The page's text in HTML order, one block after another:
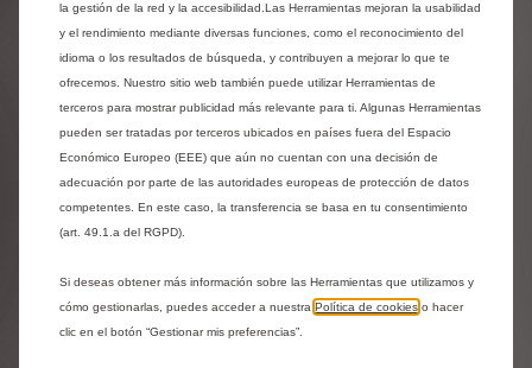
Ver detalles
Próximos pasos
Compartir Solicita una prueba
¿Necesitas ayuda?
la gestión de la red y la accesibilidad.Las Herramientas mejoran la usabilidad
y el rendimiento mediante diversas funciones, como el reconocimiento del
idioma o los resultados de búsqueda, y contribuyen a mejorar lo que te
ofrecemos. Nuestro sitio web también puede utilizar Herramientas de
terceros para mostrar publicidad más relevante para ti. Algunas Herramientas
pueden ser tratadas por terceros ubicados en países fuera del Espacio
Económico Europeo (EEE) que aún no cuentan con una decisión de
adecuación por parte de las autoridades europeas de protección de datos
competentes. En este caso, la transferencia se basa en tu consentimiento
(art. 49.1.a del RGPD).
Si deseas obtener más información sobre las Herramientas que utilizamos y
cómo gestionarlas, puedes acceder a nuestra Política de cookies o hacer
clic en el botón “Gestionar mis preferencias”.